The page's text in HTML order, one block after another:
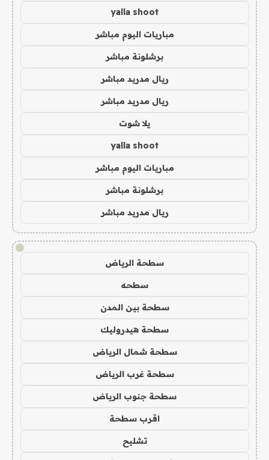
yalla shoot
مباريات اليوم مباشر
برشلونة مباشر
ريال مدريد مباشر
ريال مدريد مباشر
يلا شوت
yalla shoot
مباريات اليوم مباشر
برشلونة مباشر
ريال مدريد مباشر
!
سطحة الرياض
سطحه
سطحة بين المدن
سطحة هيدروليك
سطحة شمال الرياض
سطحة غرب الرياض
سطحة جنوب الرياض
اقرب سطحة
تشليح